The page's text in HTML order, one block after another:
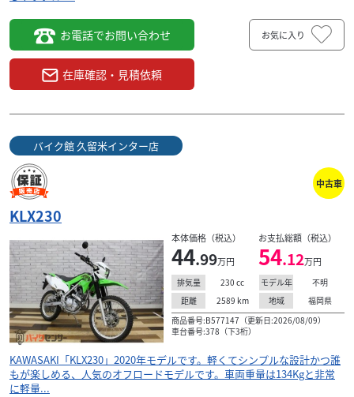
お電話でお問い合わせ
在庫確認・見積依頼
お気に入り
バイク館 久留米インター店
中古車
KLX230
本体価格（税込）
44.99万円
お支払総額（税込）
54.12万円
排気量 230 cc モデル年
不明
距離
2589 km 地域
福岡県
商品番号:B577147（更新日:2026/08/09）
車台番号:378（下3桁）
KAWASAKI「KLX230」2020年モデルです。軽くてシンプルな設計かつ誰
もが楽しめる、人気のオフロードモデルです。車両重量は134Kgと非常
に軽量...